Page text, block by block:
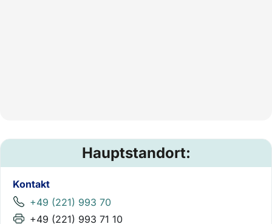
Hauptstandort:
Kontakt
+49 (221) 993 70
+49 (221) 993 71 10